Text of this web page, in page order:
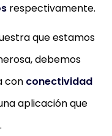
respectivamente.
que estamos
debemos
con conectividad
aplicación que